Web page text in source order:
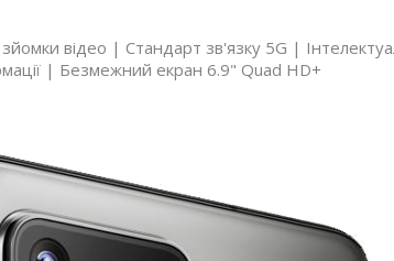
зйомки відео | Стандарт зв'язку 5G |
| Безмежний екран 6.9" Quad HD+